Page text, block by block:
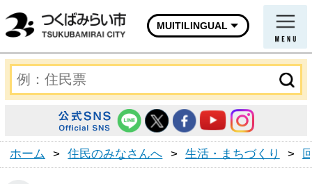
MUITILINGUAL
ホーム > 住民のみなさんへ > 生活・まちづくり >